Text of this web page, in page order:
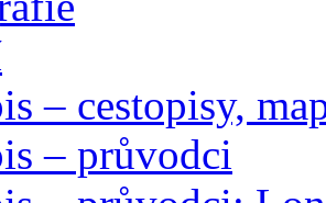
– cestopisy,
– průvodci